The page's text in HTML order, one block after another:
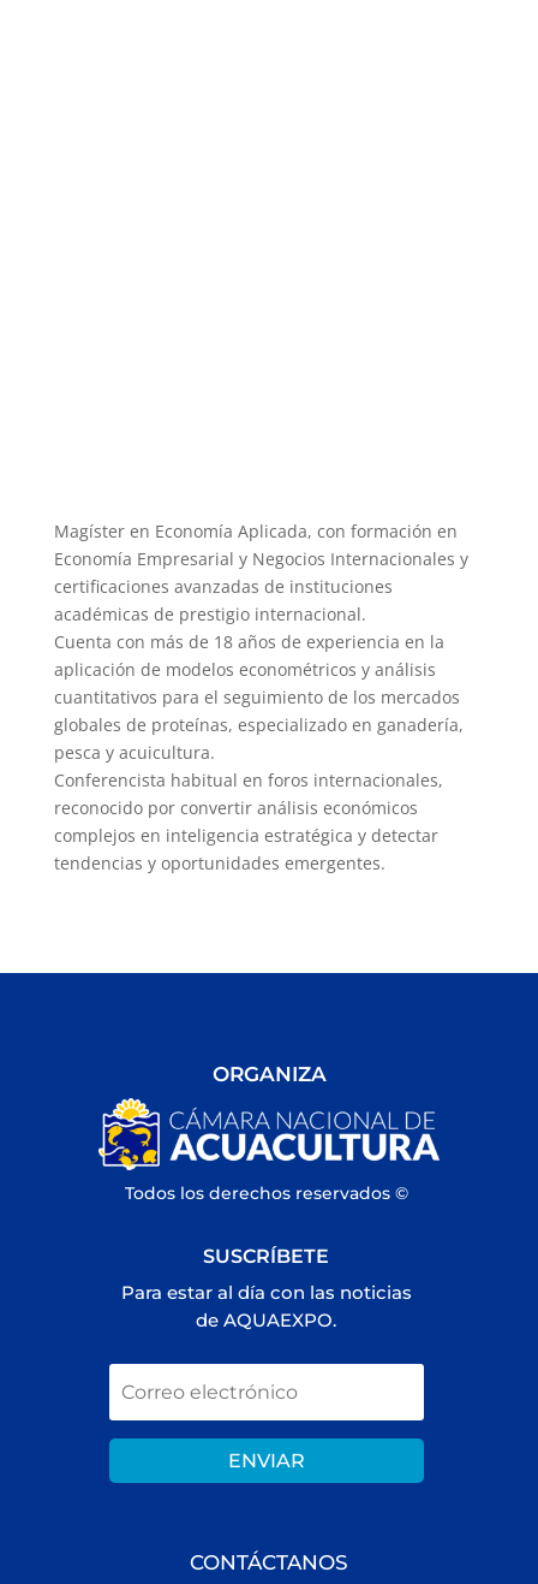
Magíster en Economía Aplicada, con formación en
Economía Empresarial y Negocios Internacionales y
certificaciones avanzadas de instituciones
académicas de prestigio internacional.
Cuenta con más de 18 años de experiencia en la
aplicación de modelos econométricos y análisis
cuantitativos para el seguimiento de los mercados
globales de proteínas, especializado en ganadería,
pesca y acuicultura.
Conferencista habitual en foros internacionales,
reconocido por convertir análisis económicos
complejos en inteligencia estratégica y detectar
tendencias y oportunidades emergentes.
ORGANIZA
Todos los derechos reservados ©
SUSCRÍBETE
Para estar al día con las noticias
de AQUAEXPO.
ENVIAR
CONTÁCTANOS